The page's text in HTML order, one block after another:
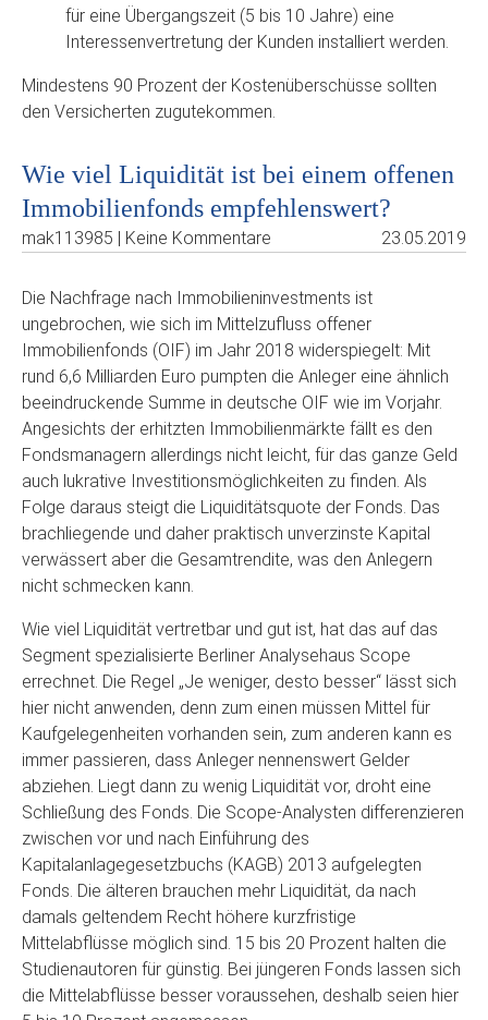
für eine Übergangszeit (5 bis 10 Jahre) eine
Interessenvertretung der Kunden installiert werden.
Mindestens 90 Prozent der Kostenüberschüsse sollten
den Versicherten zugutekommen.
Wie viel Liquidität ist bei einem offenen
Immobilienfonds empfehlenswert?
mak113985 | Keine Kommentare 23.05.2019
Die Nachfrage nach Immobilieninvestments ist
ungebrochen, wie sich im Mittelzufluss offener
Immobilienfonds (OIF) im Jahr 2018 widerspiegelt: Mit
rund 6,6 Milliarden Euro pumpten die Anleger eine ähnlich
beeindruckende Summe in deutsche OIF wie im Vorjahr.
Angesichts der erhitzten Immobilienmärkte fällt es den
Fondsmanagern allerdings nicht leicht, für das ganze Geld
auch lukrative Investitionsmöglichkeiten zu finden. Als
Folge daraus steigt die Liquiditätsquote der Fonds. Das
brachliegende und daher praktisch unverzinste Kapital
verwässert aber die Gesamtrendite, was den Anlegern
nicht schmecken kann.
Wie viel Liquidität vertretbar und gut ist, hat das auf das
Segment spezialisierte Berliner Analysehaus Scope
errechnet. Die Regel „Je weniger, desto besser“ lässt sich
hier nicht anwenden, denn zum einen müssen Mittel für
Kaufgelegenheiten vorhanden sein, zum anderen kann es
immer passieren, dass Anleger nennenswert Gelder
abziehen. Liegt dann zu wenig Liquidität vor, droht eine
Schließung des Fonds. Die Scope-Analysten differenzieren
zwischen vor und nach Einführung des
Kapitalanlagegesetzbuchs (KAGB) 2013 aufgelegten
Fonds. Die älteren brauchen mehr Liquidität, da nach
damals geltendem Recht höhere kurzfristige
Mittelabflüsse möglich sind. 15 bis 20 Prozent halten die
Studienautoren für günstig. Bei jüngeren Fonds lassen sich
die Mittelabflüsse besser voraussehen, deshalb seien hier